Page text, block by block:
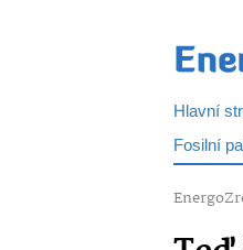
Hlavní
Fosilní